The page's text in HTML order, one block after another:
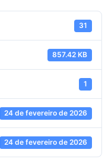
31
857.42 KB
1
24 de fevereiro de 2026
24 de fevereiro de 2026